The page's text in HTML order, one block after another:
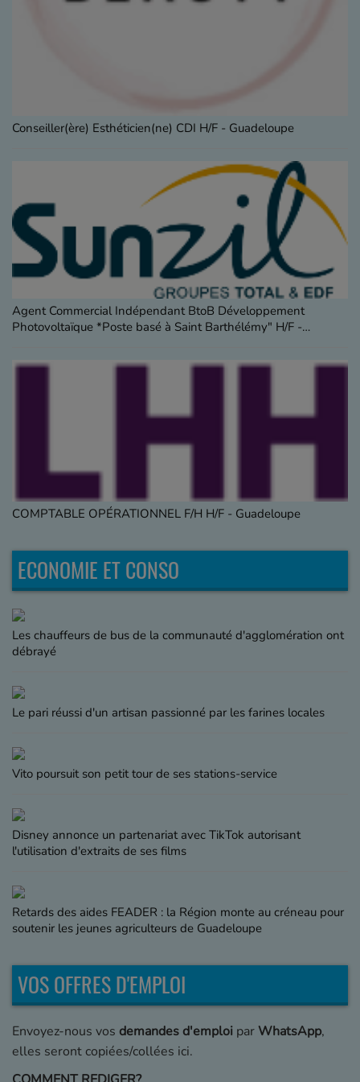
Conseiller(ère) Esthéticien(ne) CDI H/F - Guadeloupe
Agent Commercial Indépendant BtoB Développement
Photovoltaïque *Poste basé à Saint Barthélémy" H/F -
COMPTABLE OPÉRATIONNEL F/H H/F - Guadeloupe
ECONOMIE ET CONSO
Les chauffeurs de bus de la communauté d'agglomération ont
débrayé
Le pari réussi d'un artisan passionné par les farines locales
Vito poursuit son petit tour de ses stations-service
Disney annonce un partenariat avec TikTok autorisant
l'utilisation d'extraits de ses films
Retards des aides FEADER : la Région monte au créneau pour
soutenir les jeunes agriculteurs de Guadeloupe
VOS OFFRES D'EMPLOI
Envoyez-nous vos demandes d'emploi par WhatsApp,
elles seront copiées/collées ici.